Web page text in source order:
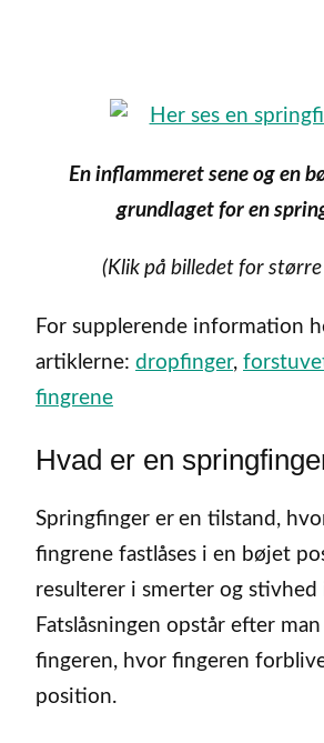
En inflammeret sene og en
grundlaget for en
(Klik på billedet for
For supplerende information
artiklerne: dropfinger,
fingrene
Hvad er en
Springfinger er en tilstand,
fingrene fastlåses i en bøjet
resulterer i smerter og stivhed
Fatslåsningen opstår efter
fingeren, hvor fingeren
position.